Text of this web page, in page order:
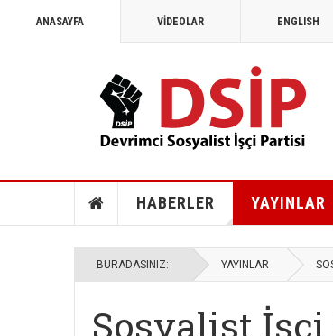
ANASAYFA VİDEOLAR ENGLISH
HABERLER YAYINLAR
BURADASINIZ: YAYINLAR
Sosyalist İşçi